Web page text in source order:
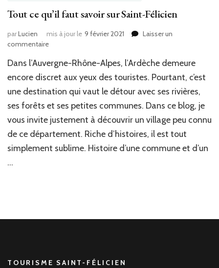
Tout ce qu’il faut savoir sur Saint-Félicien
parLucien mis à jour le 9 février 2021
Laisser un
commentaire
ce
qu’il
savoir
sur
Saint-
Félicien
Dans l’Auvergne-Rhône-Alpes, l’Ardèche demeure
encore discret aux yeux des touristes. Pourtant, c’est
une destination qui vaut le détour avec ses rivières,
ses forêts et ses petites communes. Dans ce blog, je
vous invite justement à découvrir un village peu connu
de ce département. Riche d’histoires, il est tout
simplement sublime. Histoire d’une commune et d’un
…
TOURISME SAINT-FÉLICIEN